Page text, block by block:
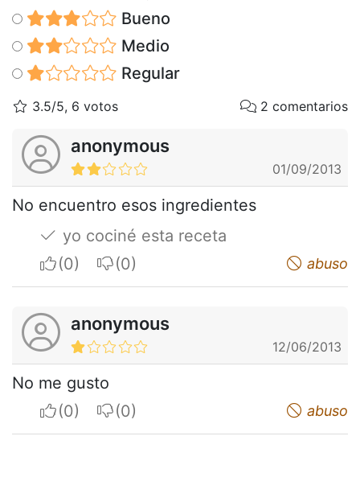
Bueno
Medio
Regular
3.5/5, 6 votos 2 comentarios
anonymous
01/09/2013
No encuentro esos ingredientes
yo cociné esta receta
I apreciateI do not appreciate abuso
anonymous
12/06/2013
No me gusto
I apreciateI do not appreciate abuso